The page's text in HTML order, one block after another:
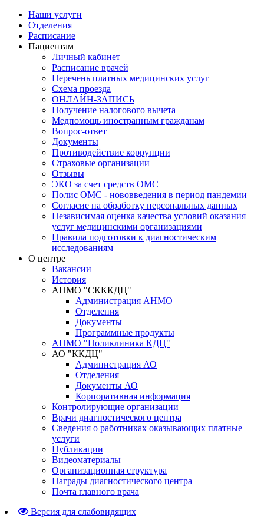
Наши услуги
Отделения
Расписание
Пациентам
Личный кабинет
Расписание врачей
Перечень платных медицинских услуг
Схема проезда
ОНЛАЙН-ЗАПИСЬ
Получение налогового вычета
Медпомощь иностранным гражданам
Вопрос-ответ
Документы
Противодействие коррупции
Страховые организации
Отзывы
ЭКО за счет средств ОМС
Полис ОМС - нововведения в период пандемии
Согласие на обработку персональных данных
Независимая оценка качества условий оказания
услуг медицинскими организациями
Правила подготовки к диагностическим
исследованиям
О центре
Вакансии
История
АНМО "СКККДЦ"
Администрация АНМО
Отделения
Документы
Программные продукты
АНМО "Поликлиника КДЦ"
АО "ККДЦ"
Администрация АО
Отделения
Документы АО
Корпоративная информация
Контролирующие организации
Врачи диагностического центра
Сведения о работниках оказывающих платные
услуги
Публикации
Видеоматериалы
Организационная структура
Награды диагностического центра
Почта главного врача
Версия для слабовидящих